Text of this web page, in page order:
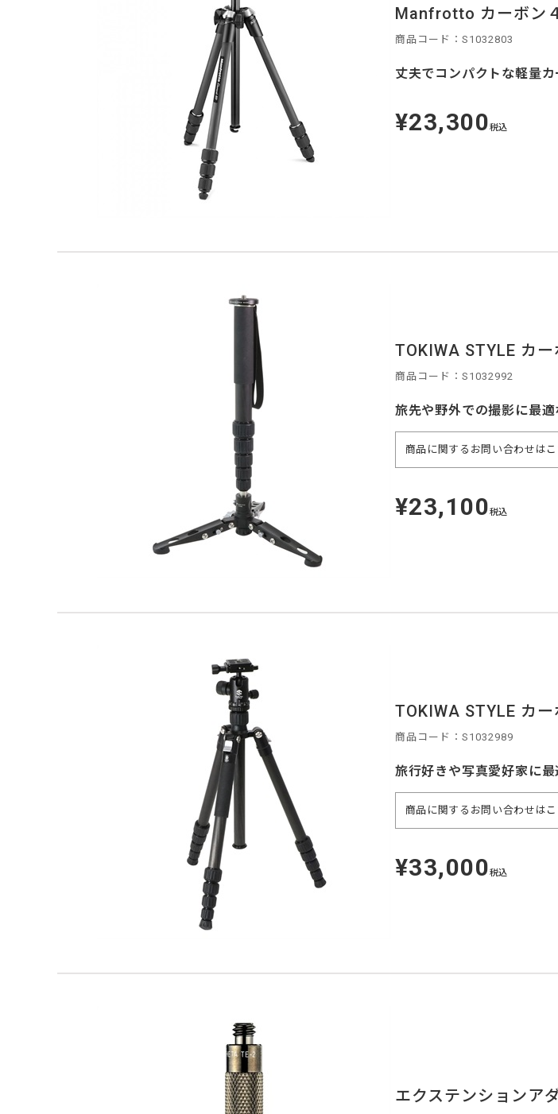
Manfrotto カーボン
商品コード：S1032803
丈夫でコンパクトな軽量
定
価
¥23,300税込
TOKIWA STYLE カ
商品コード：S1032992
旅先や野外での撮影に最
商品に関するお問い合わせは
定
価
¥23,100税込
TOKIWA STYLE カ
商品コード：S1032989
旅行好きや写真愛好家に
商品に関するお問い合わせは
定
価
¥33,000税込
エクステンションア